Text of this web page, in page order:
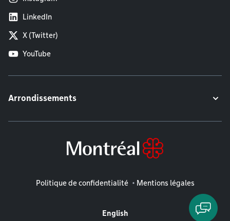
LinkedIn
X (Twitter)
YouTube
Arrondissements
Mentions légales
Politique de confidentialité Mentions légales
English